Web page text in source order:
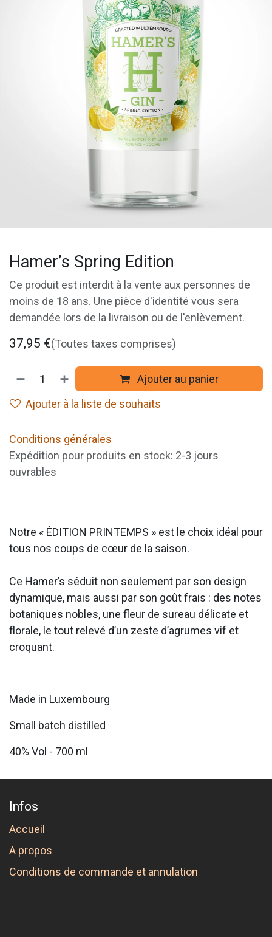
Hamer’s Spring Edition
Ce produit est interdit à la vente aux personnes de
moins de 18 ans. Une pièce d'identité vous sera
demandée lors de la livraison ou de l'enlèvement.
37,95 €(Toutes taxes comprises)
Ajouter au panier
Ajouter à la liste de souhaits
Conditions générales
Expédition pour produits en stock: 2-3 jours
ouvrables
Notre « ÉDITION PRINTEMPS » est le choix idéal pour
tous nos coups de cœur de la saison.
Ce Hamer’s séduit non seulement par son design
dynamique, mais aussi par son goût frais : des notes
botaniques nobles, une fleur de sureau délicate et
florale, le tout relevé d’un zeste d’agrumes vif et
croquant.
Made in Luxembourg
Small batch distilled
40% Vol - 700 ml
Infos
Accueil
A propos
Conditions de commande et annulation